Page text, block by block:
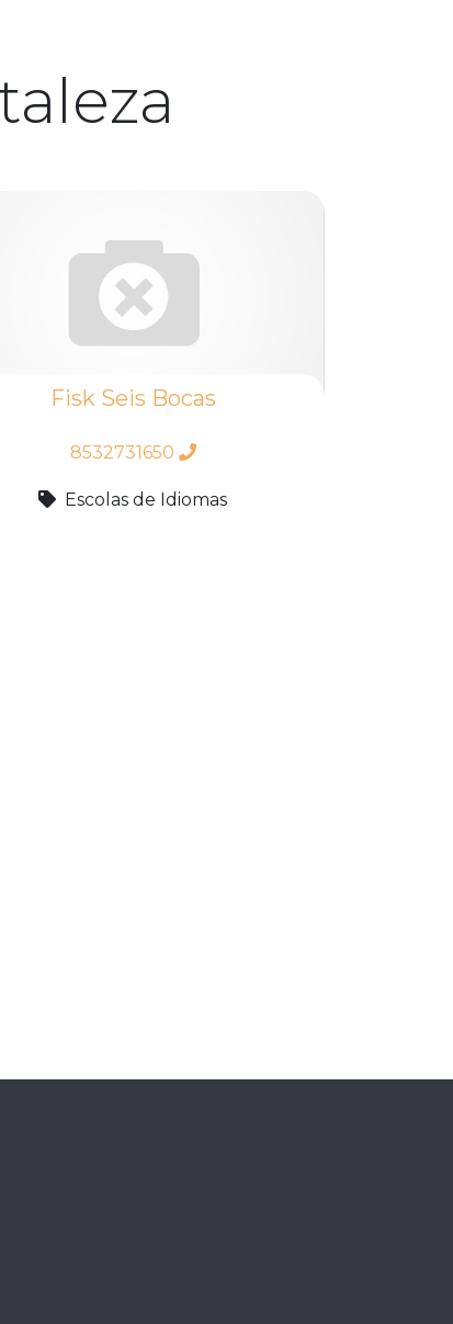
Fisk Seis Bocas
8532731650
Escolas de Idiomas